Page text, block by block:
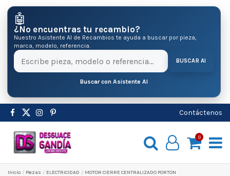
🤖
¿No encuentras tu recambio?
Nuestro Asistente AI de Recambios te ayuda a buscar por pieza,
marca, modelo, referencia.
BUSCAR AI
Buscar con Asistente AI
Contáctenos
0
Inicio Pіezas ELECTRICIDAD
MOTOR CIERRE CENTRALIZADO PORTON